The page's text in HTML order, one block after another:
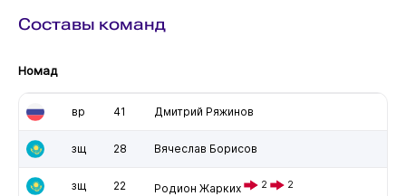
Составы команд
Номад
вр 41 Дмитрий Ряжинов
зщ 28 Вячеслав Борисов
зщ 22 Родион Жарких 2 2